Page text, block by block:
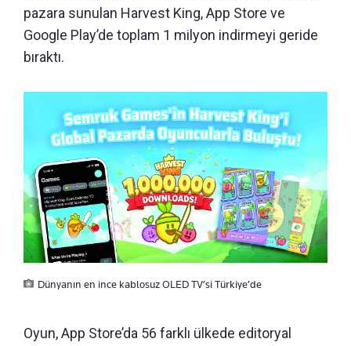
pazara sunulan Harvest King, App Store ve
Google Play’de toplam 1 milyon indirmeyi geride
bıraktı.
Dünyanın en ince kablosuz OLED TV’si Türkiye’de
Oyun, App Store’da 56 farklı ülkede editoryal